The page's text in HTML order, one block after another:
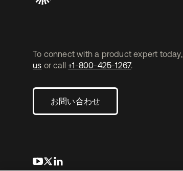
To connect with a product expert today,
us or call +1-800-425-1267.
お問い合わせ
新しいタブで開く
新しいタブで開く